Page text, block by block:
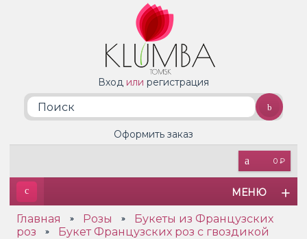
Вход или регистрация
0 ₽
Оформить заказ
МЕНЮ
Главная » Розы »
Букеты из Французских
роз
» Букет Французских роз с гвоздикой